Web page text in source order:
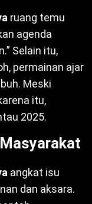
ruang temu
agenda
Selain itu,
permainan ajar
Meski
itu,
2025.
angkat isu
dan aksara.